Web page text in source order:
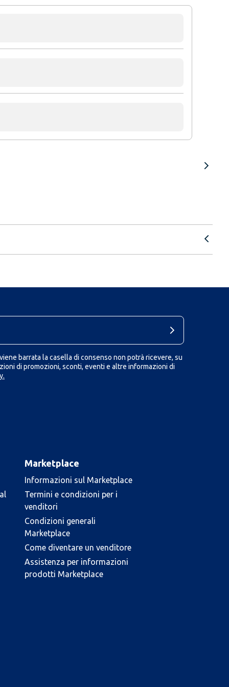
barrata la casella di consenso non potrà ricevere, su
di promozioni, sconti, eventi e altre informazioni di
Marketplace
Informazioni sul Marketplace
Termini e condizioni per i
venditori
Condizioni generali
Marketplace
Come diventare un venditore
Assistenza per informazioni
prodotti Marketplace